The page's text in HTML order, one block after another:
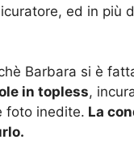
ed in più
Barbara si è
in topless,
foto inedite. La